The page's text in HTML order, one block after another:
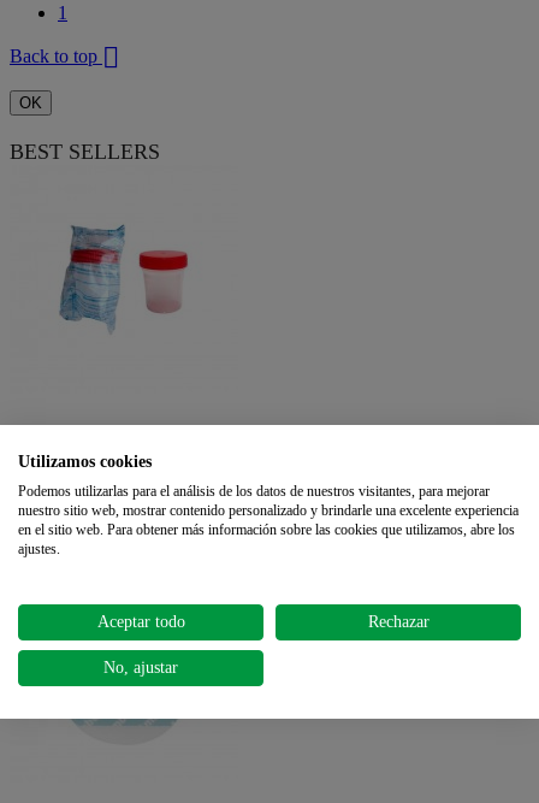
1
Back to top 
OK
BEST SELLERS
ASEPTICO (env. ind.)
€0.15
3 reviews
Utilizamos cookies
Podemos utilizarlas para el análisis de los datos de nuestros visitantes, para mejorar
nuestro sitio web, mostrar contenido personalizado y brindarle una excelente experiencia
en el sitio web. Para obtener más información sobre las cookies que utilizamos, abre los
ajustes.
Aceptar todo Rechazar
No, ajustar